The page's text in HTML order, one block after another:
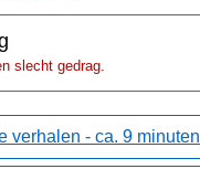
slecht gedrag.
verhalen - ca. 9 minuten